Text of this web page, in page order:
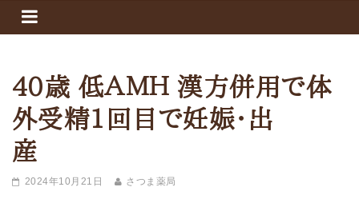
40歳 低ＡＭＨ 漢方併用で体
外受精1回目で妊娠・出
産
2024年10月21日 さつま薬局